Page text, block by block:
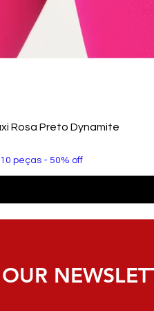
Rosa Preto Dynamite
peças - 50% off